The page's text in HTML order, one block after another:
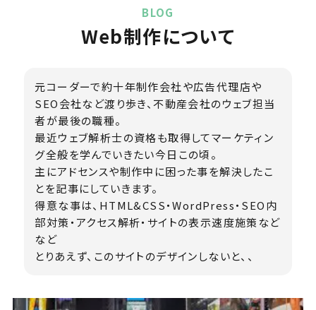
BLOG
Web制作について
元コーダーで約十年制作会社や広告代理店や
SEO会社など渡り歩き、不動産会社のウェブ担当
者が最後の職種。
最近ウェブ解析士の資格も取得してマーケティン
グ全般を学んでいきたい今日この頃。
主にアドセンスや制作中に困った事を解決したこ
とを記事にしていきます。
得意な事は、HTML&CSS・WordPress・SEO内
部対策・アクセス解析・サイトの表示速度施策など
など
とりあえず、このサイトのデザインしないと、、